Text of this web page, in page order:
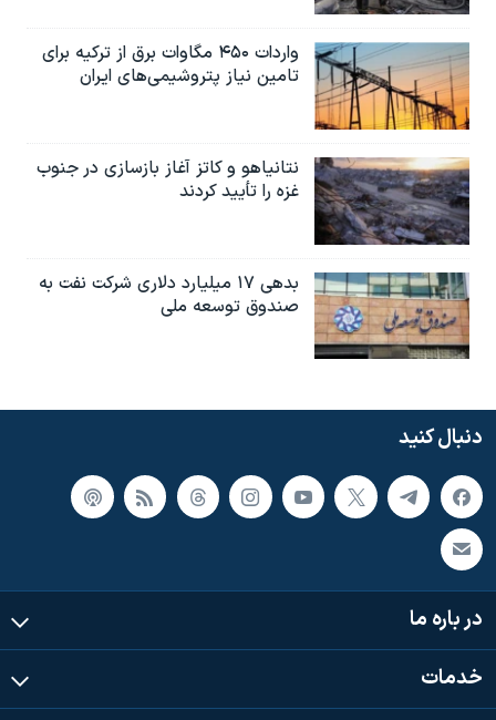
واردات ۴۵۰ مگاوات برق از ترکیه برای
تامین نیاز پتروشیمی‌های ایران
نتانیاهو و کاتز آغاز بازسازی در جنوب
غزه را تأیید کردند
بدهی ۱۷ میلیارد دلاری شرکت نفت به
صندوق توسعه ملی
دنبال کنید
در باره ما
خدمات